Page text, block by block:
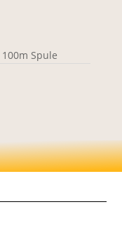
Spule